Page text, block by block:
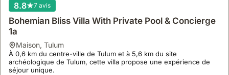
8.8 7 avis
Bohemian Bliss Villa With Private Pool & Concierge
1a
maison, Tulum
À 0,6 km du centre-ville de Tulum et à 5,6 km du site
archéologique de Tulum, cette villa propose une expérience de
séjour unique.